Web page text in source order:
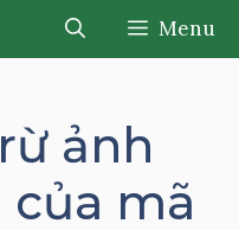
Menu
ảnh
của mã